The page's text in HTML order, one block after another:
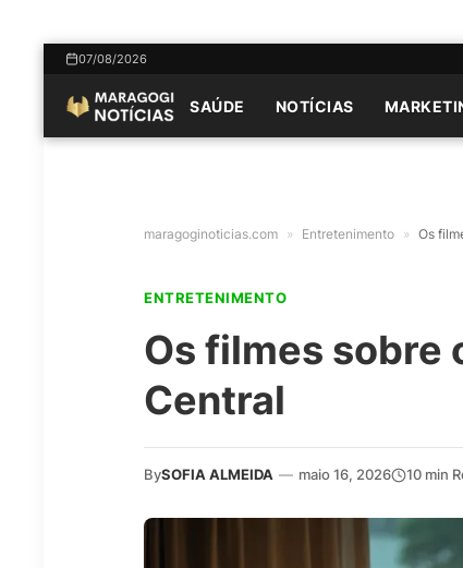
07/08/2026
SAÚDE NOTÍCIAS
maragoginoticias.com » Entretenimento » Os
ENTRETENIMENTO
Os filmes sobre
Central
BySOFIA ALMEIDA — maio 16, 2026 10 min